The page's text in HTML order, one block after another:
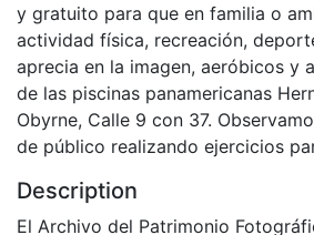
y gratuito para que en familia o
actividad física, recreación,
aprecia en la imagen, aeróbicos y
de las piscinas panamericanas
Obyrne, Calle 9 con 37.
de público realizando ejercicios
Description
El Archivo del Patrimonio